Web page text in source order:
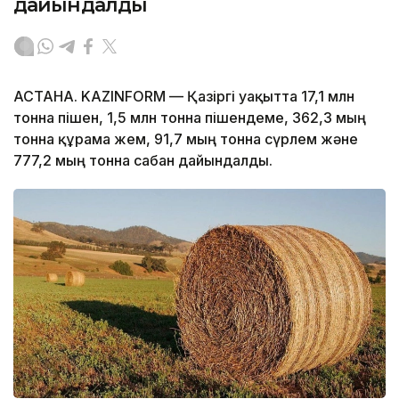
дайындалды
АСТАНА. KAZINFORM — Қазіргі уақытта 17,1 млн
тонна пішен, 1,5 млн тонна пішендеме, 362,3 мың
тонна құрама жем, 91,7 мың тонна сүрлем және
777,2 мың тонна сабан дайындалды.